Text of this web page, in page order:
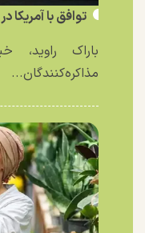
توافق با آمریکا
باراک
مذاکره‌کنندگان...